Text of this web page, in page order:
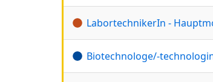
LabortechnikerIn -
Biotechnologe/-